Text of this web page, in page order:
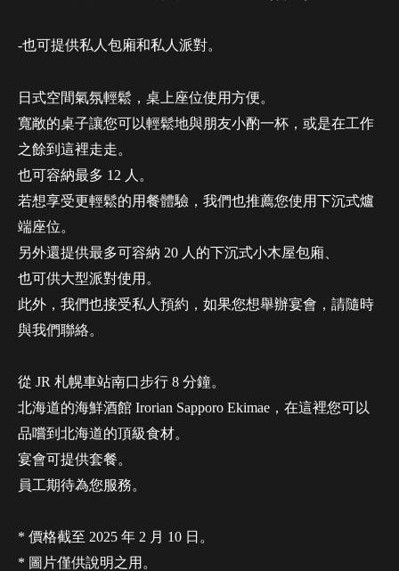
-也可提供私人包廂和私人派對。
日式空間氣氛輕鬆，桌上座位使用方便。
寬敞的桌子讓您可以輕鬆地與朋友小酌一杯，或是在工作
之餘到這裡走走。
也可容納最多 12 人。
若想享受更輕鬆的用餐體驗，我們也推薦您使用下沉式爐
端座位。
另外還提供最多可容納 20 人的下沉式小木屋包廂、
也可供大型派對使用。
此外，我們也接受私人預約，如果您想舉辦宴會，請隨時
與我們聯絡。
從 JR 札幌車站南口步行 8 分鐘。
北海道的海鮮酒館 Irorian Sapporo Ekimae，在這裡您可以
品嚐到北海道的頂級食材。
宴會可提供套餐。
員工期待為您服務。
* 價格截至 2025 年 2 月 10 日。
* 圖片僅供說明之用。